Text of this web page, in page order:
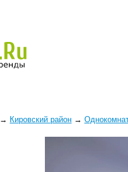
→ Кировский район →